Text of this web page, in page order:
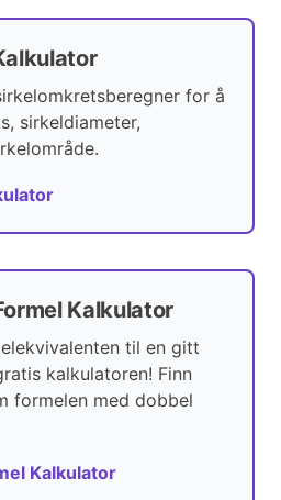
for å
sirkeldiameter,
Kalkulator
til en gitt
kalkulatoren! Finn
formelen med dobbel
Kalkulator